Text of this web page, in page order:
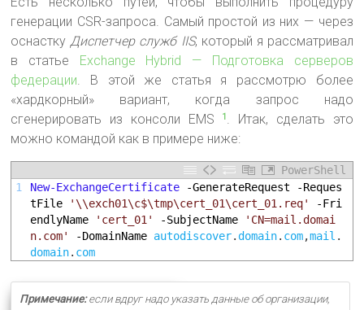
генерации CSR-запроса. Самый простой из них — через
оснасткуДиспетчер служб IIS, который я рассматривал
в статье Exchange Hybrid — Подготовка серверов
федерации. В этой же статья я рассмотрю более
«хардкорный» вариант, когда запрос надо
сгенерировать из консоли EMS
1 . Итак, сделать это
можно командой как в примере ниже:
PowerShell
1
New-ExchangeCertificate -GenerateRequest
-Reques
tFile
'\\exch01\c$\tmp\cert_01\cert_01.req'
-Fri
endlyName
'cert_01' -SubjectName
'CN=mail.domai
n.com'
-DomainName autodiscover. domain. com,mail .
domain. com
Примечание:если вдруг надо указать данные об организации,